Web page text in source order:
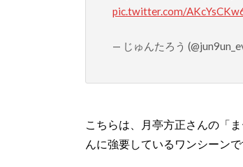
pic.twitter.com/
— じゅんたろう
こちらは、月亭方正さんの「
んに強要しているワンシーンで